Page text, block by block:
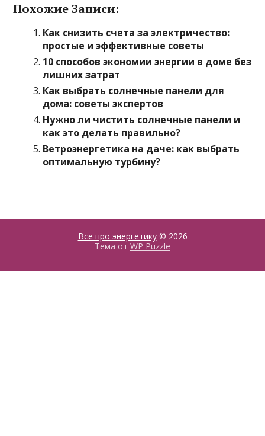
Похожие Записи:
Как снизить счета за электричество:
простые и эффективные советы
10 способов экономии энергии в доме без
лишних затрат
Как выбрать солнечные панели для
дома: советы экспертов
Нужно ли чистить солнечные панели и
как это делать правильно?
Ветроэнергетика на даче: как выбрать
оптимальную турбину?
Все про энергетику© 2026
Тема от WP Puzzle